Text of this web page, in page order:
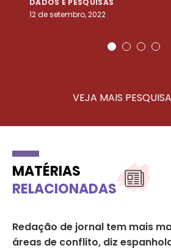
12 de setembro, 2022
VEJA MAIS
MATÉRIAS
RELACIONADAS
Redação de jornal tem mais
áreas de conflito, diz